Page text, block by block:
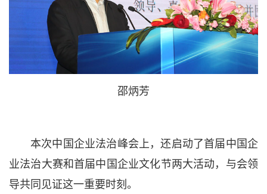
邵炳芳
本次中国企业法治峰会上，还启动了首届中国企
业法治大赛和首届中国企业文化节两大活动，与会领
导共同见证这一重要时刻。